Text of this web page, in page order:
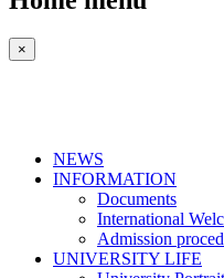
×
NEWS
INFORMATION
Documents
International
Admission
UNIVERSITY LIFE